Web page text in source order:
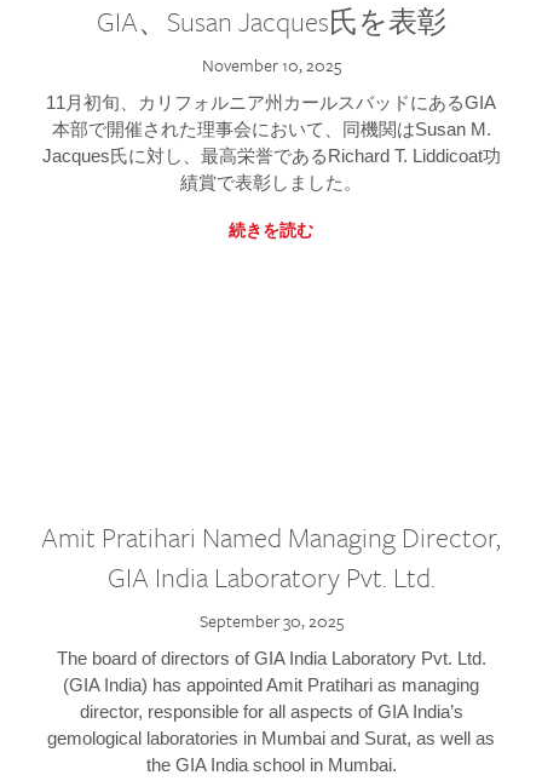
GIA、Susan Jacques氏を表彰
November 10, 2025
11月初旬、カリフォルニア州カールスバッドにあるGIA
本部で開催された理事会において、同機関はSusan M.
Jacques氏に対し、最高栄誉であるRichard T. Liddicoat功
績賞で表彰しました。
続きを読む
Amit Pratihari Named Managing Director,
GIA India Laboratory Pvt. Ltd.
September 30, 2025
The board of directors of GIA India Laboratory Pvt. Ltd.
(GIA India) has appointed Amit Pratihari as managing
director, responsible for all aspects of GIA India’s
gemological laboratories in Mumbai and Surat, as well as
the GIA India school in Mumbai.